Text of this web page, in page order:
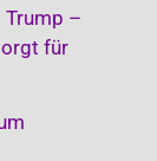
Trump –
für